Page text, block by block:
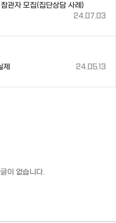
관자 모집(집단상담 사례)
24.07.03
24.05.13
이 없습니다.